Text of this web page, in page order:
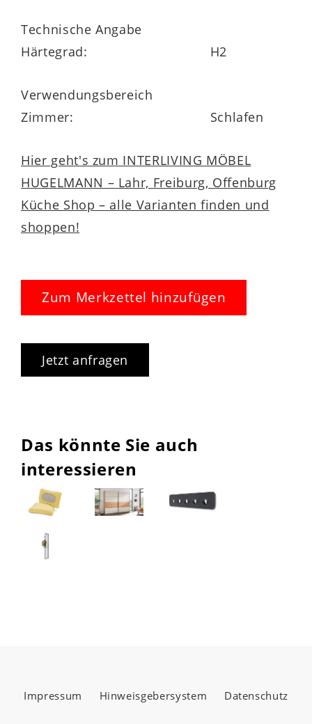
Technische Angabe
Härtegrad:
H2
Verwendungsbereich
Zimmer:
Schlafen
Hier geht's zum INTERLIVING MÖBEL
HUGELMANN – Lahr, Freiburg, Offenburg
Küche Shop – alle Varianten finden und
shoppen!
Zum Merkzettel hinzufügen
Jetzt anfragen
Das könnte Sie auch
interessieren
Impressum Hinweisgebersystem Datenschutz